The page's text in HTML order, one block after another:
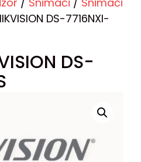
DS-7716NXI-
DS-